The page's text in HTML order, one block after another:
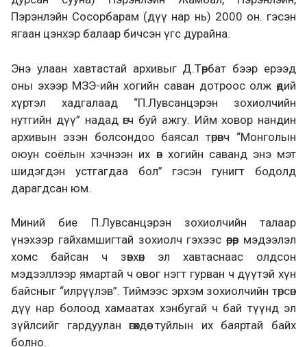
Пэрэнлэйн Сосорбарам (дүү нар нь) 2000 он. гэсэн
ягаан цэнхэр балаар бичсэн үгс дурайна.
Энэ улаан хавтастай архивыг Д.Төрбат бээр ерээд
оны эхээр МЗЭ-ийн хогийн саван дотроос олж өдий
хүртэл хадгалаад “П.Лувсанцэрэн зохиолчийн
нутгийн дүү” надад өгч буй ажгу. Ийм ховор нандин
архивын эзэн болсондоо баясал төрөвч “Монголын
оюун соёлын хэчнээн их өв хогийн саванд энэ мэт
шидэгдэн устгагдаа бол” гэсэн гунигт бодолд
дарагдсан юм.
Миний бие П.Лувсанцэрэн зохиолчийн талаар
үнэхээр гайхамшигтай зохиолч гэхээс өөрөөр мэдээлэл
хомс байсан ч зөвхөн эл хавтаснаас олдсон
мэдээллээр ямартай ч овог нэгт гурван ч дүүтэй хүн
байсныг “илрүүлэв”. Тиймээс эрхэм зохиолчийн төрсөн
дүү нар болоод хамаатах хэнбугай ч бай түүнд эл
зүйлсийг гардуулан өгөхдөө туйлын их баяртай байх
болно.